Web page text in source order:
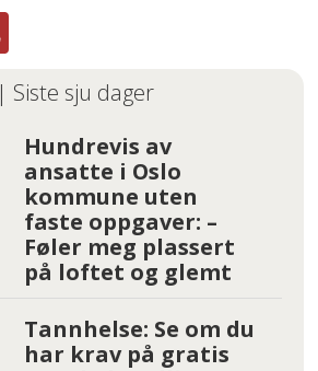
| Siste sju dager
Hundrevis av
ansatte i Oslo
kommune uten
faste oppgaver: –
Føler meg plassert
på loftet og glemt
Tannhelse: Se om du
har krav på gratis